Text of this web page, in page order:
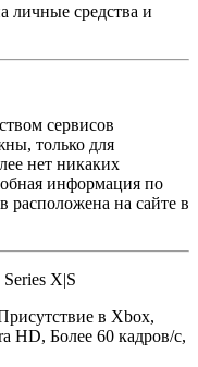
личные средства и
сервисов
только для
нет никаких
информация по
на сайте в
X|S
в Xbox,
HD, Более 60 кадров/с,